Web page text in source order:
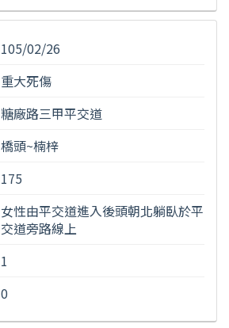
105/02/26
重大死傷
糖廠路三甲平交道
橋頭~楠梓
175
女性由平交道進入後頭朝北躺臥於平
交道旁路線上
1
0